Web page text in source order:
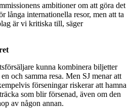
ambitioner om att göra det
långa internationella resor, men att ta
är vi kritiska till, säger
kunna kombinera biljetter
och samma resa. Men SJ menar att
förseningar riskerar att hamna
som blir försenad, även om den
av någon annan.